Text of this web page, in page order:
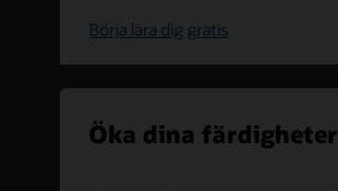
Börja lära dig gratiscloud-
Öka dina färdigheter